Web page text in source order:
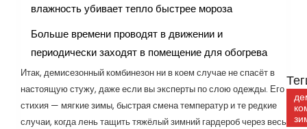
влажность убивает тепло быстрее мороза
Больше времени проводят в движении и
периодически заходят в помещение для обогрева
Итак, демисезонный комбинезон ни в коем случае не спасёт в
настоящую стужу, даже если вы эксперты по слою одежды. Его
стихия — мягкие зимы, быстрая смена температур и те редкие
случаи, когда лень тащить тяжёлый зимний гардероб через весь